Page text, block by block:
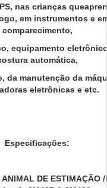
nas crianças
em instrumentos e
comparecimento,
equipamento
automática,
da manutenção da
eletrônicas e etc.
Especificações:
DE ESTIMAÇÃO /